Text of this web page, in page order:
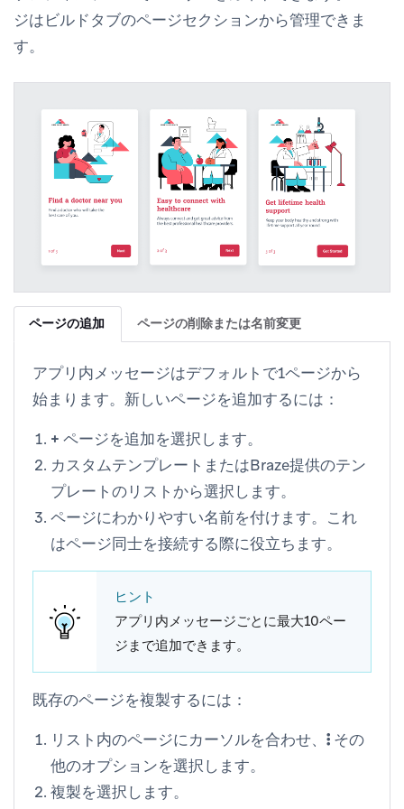
ジはビルドタブのページセクションから管理できま
す。
ページの追加 ページの削除または名前変更
アプリ内メッセージはデフォルトで1ページから
始まります。新しいページを追加するには：
+ ページを追加を選択します。
カスタムテンプレートまたはBraze提供のテン
プレートのリストから選択します。
ページにわかりやすい名前を付けます。これ
はページ同士を接続する際に役立ちます。
ヒント
アプリ内メッセージごとに最大10ペー
ジまで追加できます。
既存のページを複製するには：
リスト内のページにカーソルを合わせ、
その
他のオプションを選択します。
複製を選択します。